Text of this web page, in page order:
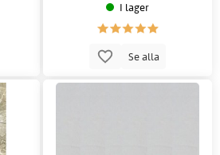
I lager
Se alla